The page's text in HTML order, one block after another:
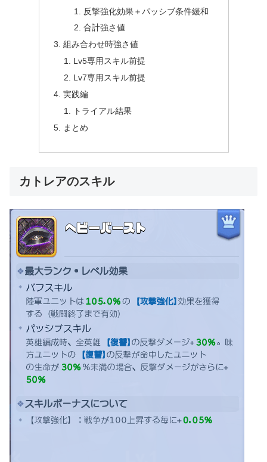
反撃強化効果＋パッシブ条件緩和
合計強さ値
組み合わせ時強さ値
Lv5専用スキル前提
Lv7専用スキル前提
実践編
トライアル結果
まとめ
カトレアのスキル